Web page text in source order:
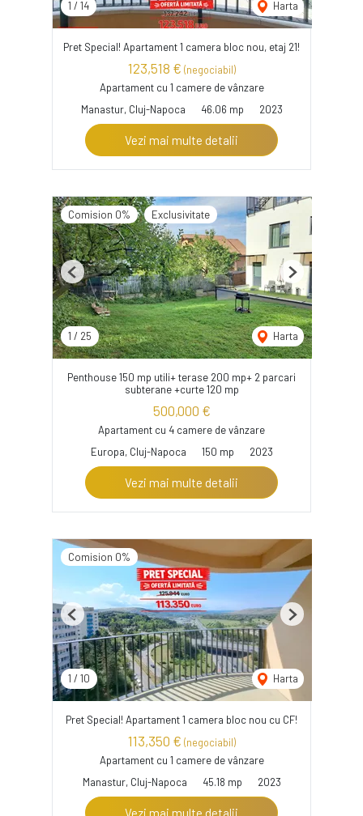
1 / 14 Harta
Pret Special! Apartament 1 camera bloc nou, etaj 21!
123,518 € (negociabil)
Apartament cu 1 camere de vânzare
Manastur, Cluj-Napoca
46.06 mp 2023
Vezi mai multe detalii
Comision 0% Exclusivitate
1 / 25 Harta
Previous Next
Penthouse 150 mp utili+ terase 200 mp+ 2 parcari
subterane +curte 120 mp
500,000 €
Apartament cu 4 camere de vânzare
Europa, Cluj-Napoca
150 mp 2023
Vezi mai multe detalii
Comision 0%
1 / 10 Harta
Previous Next
Pret Special! Apartament 1 camera bloc nou cu CF!
113,350 € (negociabil)
Apartament cu 1 camere de vânzare
Manastur, Cluj-Napoca
45.18 mp 2023
Vezi mai multe detalii